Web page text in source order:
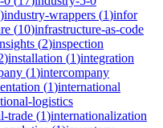
)industry-wrappers (1)infor
(10)infrastructure-as-code
(2)inspection
)installation (1)integration
(1)intercompany
(1)international
logistics
trade (1)internationalization